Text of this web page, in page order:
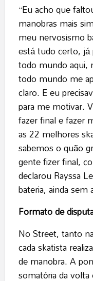
“Eu acho que
manobras mais
meu nervosismo
está tudo certo, já
todo mundo aqui,
todo mundo me
claro. E eu
para me motivar.
fazer final e fazer
as 22 melhores
sabemos o quão
gente fizer final,
declarou Rayssa
bateria, ainda sem
Formato de
No Street, tanto
cada skatista
de manobra. A
somatória da